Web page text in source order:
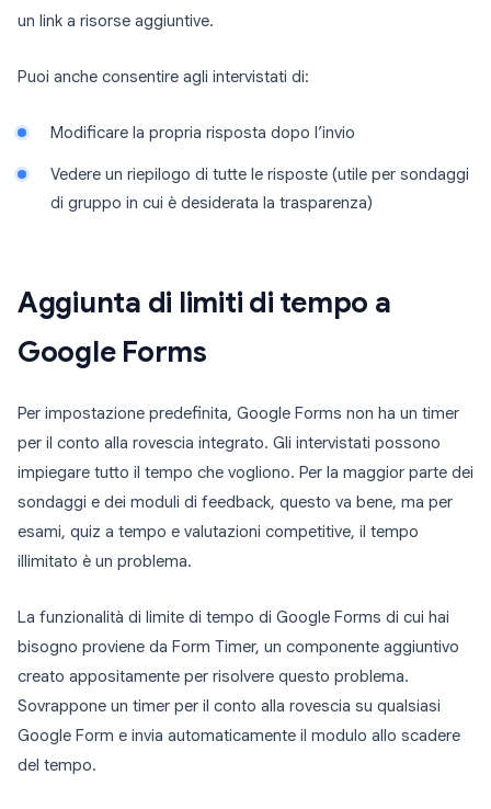
un link a risorse aggiuntive.
Puoi anche consentire agli intervistati di:
Modificare la propria risposta dopo l’invio
Vedere un riepilogo di tutte le risposte (utile per sondaggi
di gruppo in cui è desiderata la trasparenza)
Aggiunta di limiti di tempo a
Google Forms
Per impostazione predefinita, Google Forms non ha un timer
per il conto alla rovescia integrato. Gli intervistati possono
impiegare tutto il tempo che vogliono. Per la maggior parte dei
sondaggi e dei moduli di feedback, questo va bene, ma per
esami, quiz a tempo e valutazioni competitive, il tempo
illimitato è un problema.
La funzionalità di limite di tempo di Google Forms di cui hai
bisogno proviene da Form Timer, un componente aggiuntivo
creato appositamente per risolvere questo problema.
Sovrappone un timer per il conto alla rovescia su qualsiasi
Google Form e invia automaticamente il modulo allo scadere
del tempo.